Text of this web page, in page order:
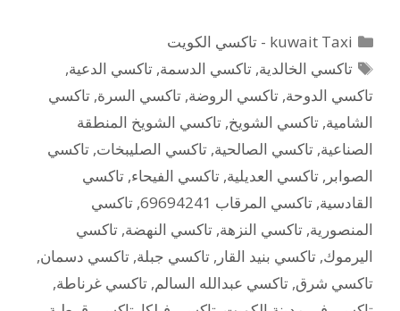
التصنيفات
kuwait Taxi - تاكسي الكويت
الوسوم
تاكسي الخالدية,تاكسي الدسمة,تاكسي الدعية,
تاكسي الدوحة, تاكسي الروضة, تاكسي السرة, تاكسي
الشامية, تاكسي الشويخ, تاكسي الشويخ المنطقة
الصناعية, تاكسي الصالحية, تاكسي الصليبخات, تاكسي
الصوابر , تاكسي العديلية, تاكسي الفيحاء, تاكسي
القادسية, تاكسي المرقاب 69694241 , تاكسي
المنصورية, تاكسي النزهة, تاكسي النهضة, تاكسي
اليرموك, تاكسي بنيد القار , تاكسي جبلة, تاكسي دسمان,
تاكسي شرق, تاكسي عبدالله السالم, تاكسي غرناطة,